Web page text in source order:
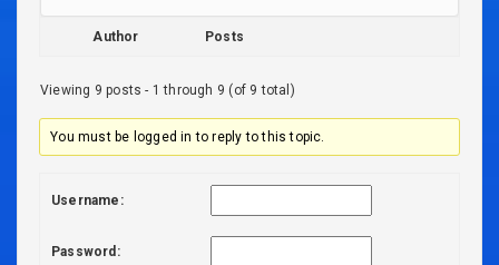
Author Posts
Viewing 9 posts - 1 through 9 (of 9 total)
You must be logged in to reply to this topic.
Username:
Password: